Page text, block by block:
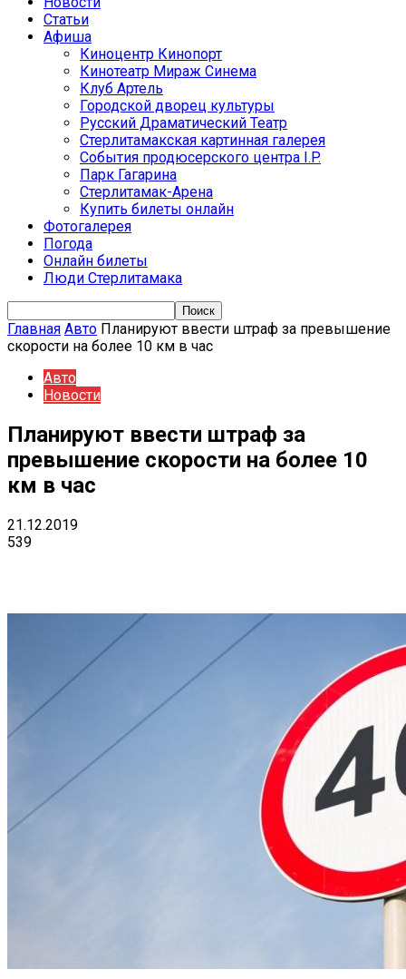
Статьи
Афиша
Киноцентр Кинопорт
Кинотеатр Мираж Синема
Клуб Артель
Городской дворец культуры
Русский Драматический Театр
Стерлитамакская картинная галерея
События продюсерского центра I.P.
Парк Гагарина
Стерлитамак-Арена
Купить билеты онлайн
Фотогалерея
Погода
Онлайн билеты
Люди Стерлитамака
Главная Авто Планируют ввести штраф за превышение
скорости на более 10 км в час
Авто
Новости
Планируют ввести штраф за
превышение скорости на более 10
км в час
21.12.2019
539